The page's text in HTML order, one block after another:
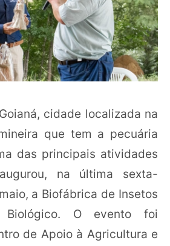
cidade localizada na
que tem a pecuária
das principais atividades
na última sexta-
a Biofábrica de Insetos
Biológico. O evento foi
de Apoio à Agricultura e